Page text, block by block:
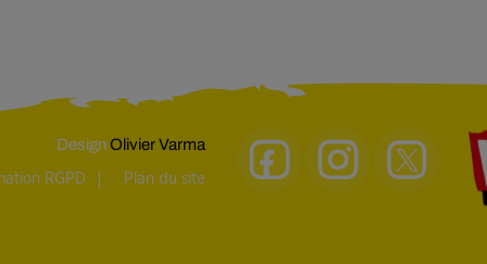
DesignOlivier Varma
RGPD Plan du site